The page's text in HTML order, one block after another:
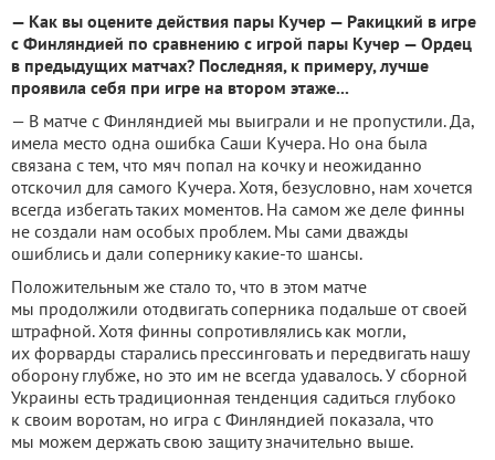
— Как вы оцените действия пары Кучер — Ракицкий в игре
с Финляндией по сравнению с игрой пары Кучер — Ордец
в предыдущих матчах? Последняя, к примеру, лучше
проявила себя при игре на втором этаже...
— В матче с Финляндией мы выиграли и не пропустили. Да,
имела место одна ошибка Саши Кучера. Но она была
связана с тем, что мяч попал на кочку и неожиданно
отскочил для самого Кучера. Хотя, безусловно, нам хочется
всегда избегать таких моментов. На самом же деле финны
не создали нам особых проблем. Мы сами дважды
ошиблись и дали сопернику какие-то шансы.
Положительным же стало то, что в этом матче
мы продолжили отодвигать соперника подальше от своей
штрафной. Хотя финны сопротивлялись как могли,
их форварды старались прессинговать и передвигать нашу
оборону глубже, но это им не всегда удавалось. У сборной
Украины есть традиционная тенденция садиться глубоко
к своим воротам, но игра с Финляндией показала, что
мы можем держать свою защиту значительно выше.